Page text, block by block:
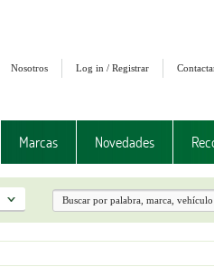
Log in / Registrar
Nosotros
Marcas Novedades